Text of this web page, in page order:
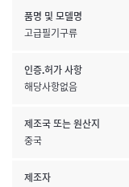
품명 및 모델명
고급필기구류
인증.허가 사항
해당사항없음
제조국 또는 원산지
중국
제조자